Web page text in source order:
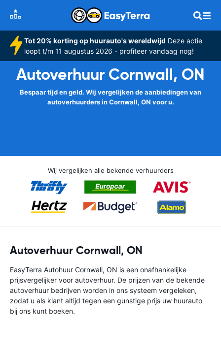
Tot 20% korting op huurauto's wereldwijd Deze actie
loopt t/m 11 augustus 2026 - profiteer vandaag nog!
Autoverhuur Cornwall, ON
Bespaar tijd en geld. Wij vergelijken de aanbiedingen van
autoverhuurders in Cornwall, ON voor u.
Wij vergelijken alle bekende verhuurders
Autoverhuur Cornwall, ON
EasyTerra Autohuur Cornwall, ON is een onafhankelijke
prijsvergelijker voor autoverhuur. De prijzen van de bekende
autoverhuur bedrijven worden in ons systeem vergeleken,
zodat u als klant altijd tegen een gunstige prijs uw huurauto
bij ons kunt boeken.